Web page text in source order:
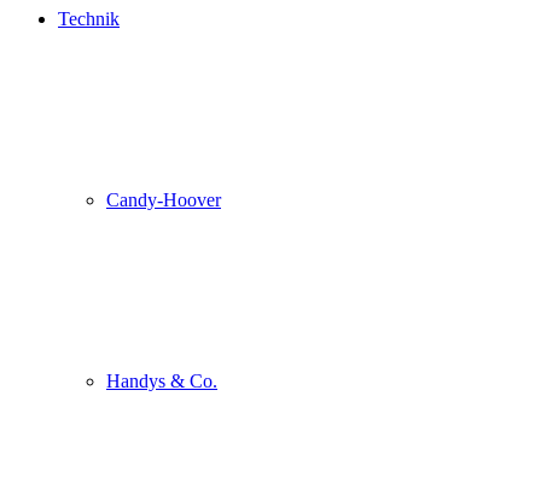
Technik
Candy-Hoover
Handys & Co.